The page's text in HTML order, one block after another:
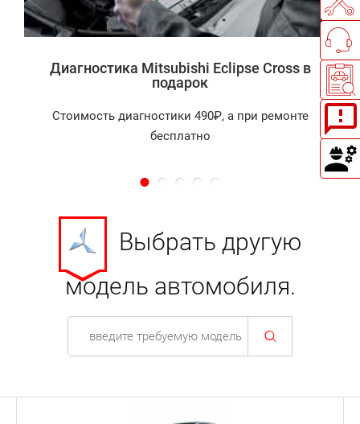
Диагностика Mitsubishi Eclipse Cross в
подарок
Стоимость диагностики 490₽, а при ремонте
бесплатно
Выбрать другую
модель автомобиля.